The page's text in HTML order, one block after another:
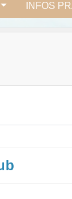
INFOS